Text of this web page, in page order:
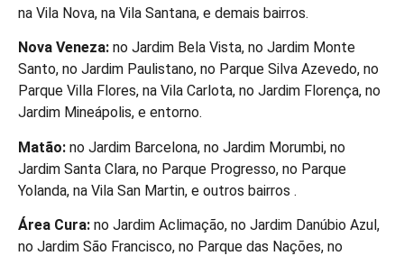
na Vila Nova, na Vila Santana, e demais bairros.
Nova Veneza: no Jardim Bela Vista, no Jardim Monte
Santo, no Jardim Paulistano, no Parque Silva Azevedo, no
Parque Villa Flores, na Vila Carlota, no Jardim Florença, no
Jardim Mineápolis, e entorno.
Matão: no Jardim Barcelona, no Jardim Morumbi, no
Jardim Santa Clara, no Parque Progresso, no Parque
Yolanda, na Vila San Martin, e outros bairros .
Área Cura: no Jardim Aclimação, no Jardim Danúbio Azul,
no Jardim São Francisco, no Parque das Nações, no